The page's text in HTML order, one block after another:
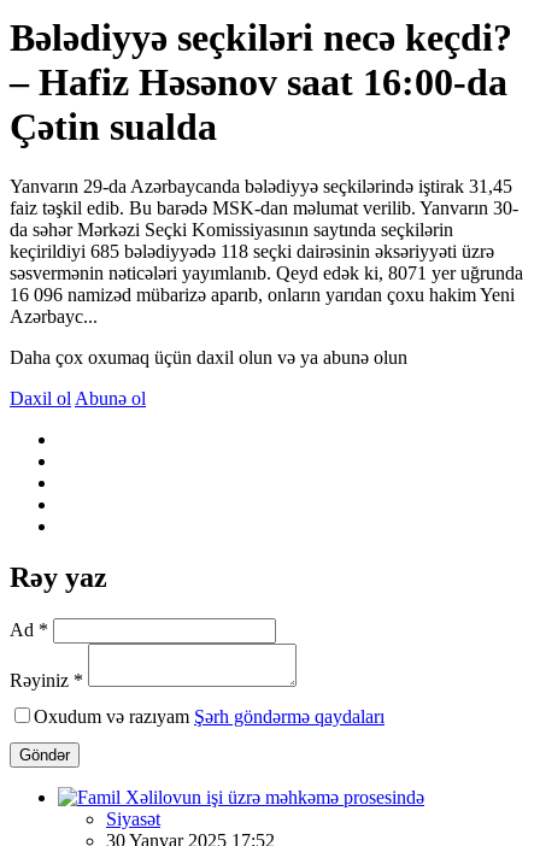
Bələdiyyə seçkiləri necə keçdi?
– Hafiz Həsənov saat 16:00-da
Çətin sualda
Yanvarın 29-da Azərbaycanda bələdiyyə seçkilərində iştirak 31,45
faiz təşkil edib. Bu barədə MSK-dan məlumat verilib. Yanvarın 30-
da səhər Mərkəzi Seçki Komissiyasının saytında seçkilərin
keçirildiyi 685 bələdiyyədə 118 seçki dairəsinin əksəriyyəti üzrə
səsvermənin nəticələri yayımlanıb. Qeyd edək ki, 8071 yer uğrunda
16 096 namizəd mübarizə aparıb, onların yarıdan çoxu hakim Yeni
Azərbayc...
Daha çox oxumaq üçün daxil olun və ya abunə olun
Daxil ol Abunə ol
Rəy yaz
Ad *
Rəyiniz *
Oxudum və razıyam Şərh göndərmə qaydaları
Göndər
Siyasət
30 Yanvar 2025 17:52